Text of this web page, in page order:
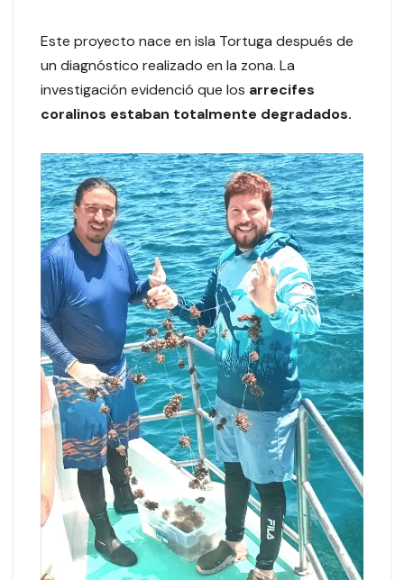
Este proyecto nace en isla Tortuga después de
un diagnóstico realizado en la zona. La
investigación evidenció que los arrecifes
coralinos estaban totalmente degradados.